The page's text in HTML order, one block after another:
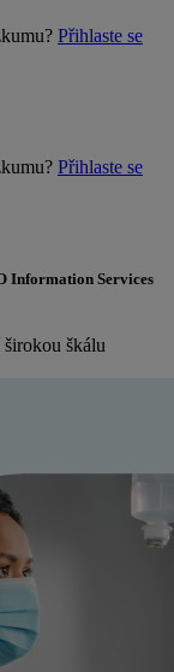
Přihlaste se
Přihlaste se
Information Services
škálu